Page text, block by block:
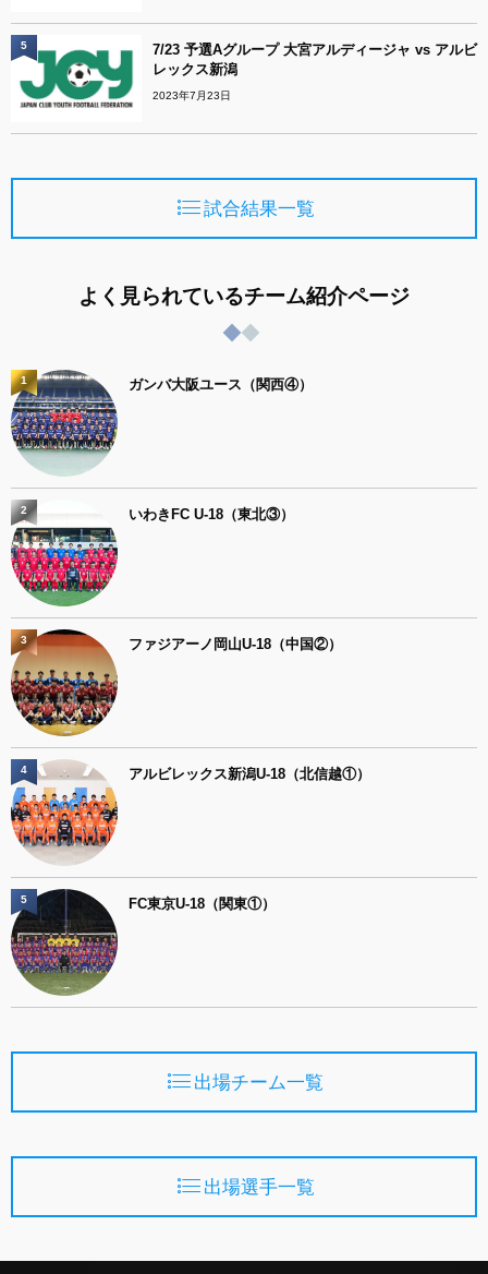
7/23 予選Aグループ 大宮アルディージャ vs アルビ
レックス新潟
2023年7月23日
5
試合結果一覧
よく見られているチーム紹介ページ
ガンバ大阪ユース（関西④）
1
いわきFC U-18（東北③）
2
ファジアーノ岡山U-18（中国②）
3
アルビレックス新潟U-18（北信越①）
4
FC東京U-18（関東①）
5
出場チーム一覧
出場選手一覧